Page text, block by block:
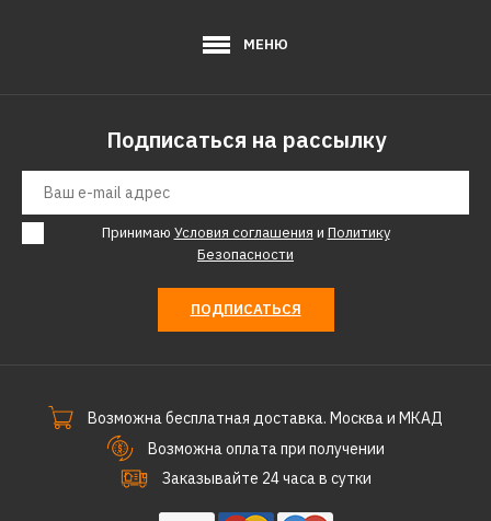
МЕНЮ
Подписаться на рассылку
Принимаю Условия соглашения и Политику
Безопасности
ПОДПИСАТЬСЯ
Возможна бесплатная доставка. Москва и МКАД
Возможна оплата при получении
Заказывайте 24 часа в сутки